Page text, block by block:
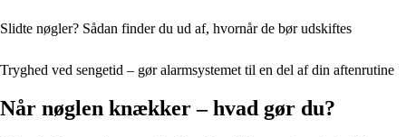
Slidte nøgler? Sådan finder du ud af, hvornår de bør udskiftes
Tryghed ved sengetid – gør alarmsystemet til en del af din aftenrutine
Når nøglen knækker – hvad gør du?